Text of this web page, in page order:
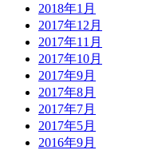
2018年1月
2017年12月
2017年11月
2017年10月
2017年9月
2017年8月
2017年7月
2017年5月
2016年9月